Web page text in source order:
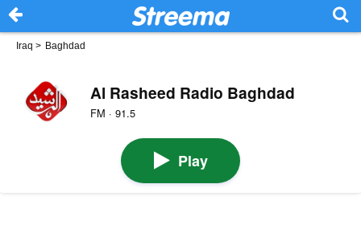
Iraq > Baghdad
Al Rasheed Radio Baghdad
FM · 91.5
Play